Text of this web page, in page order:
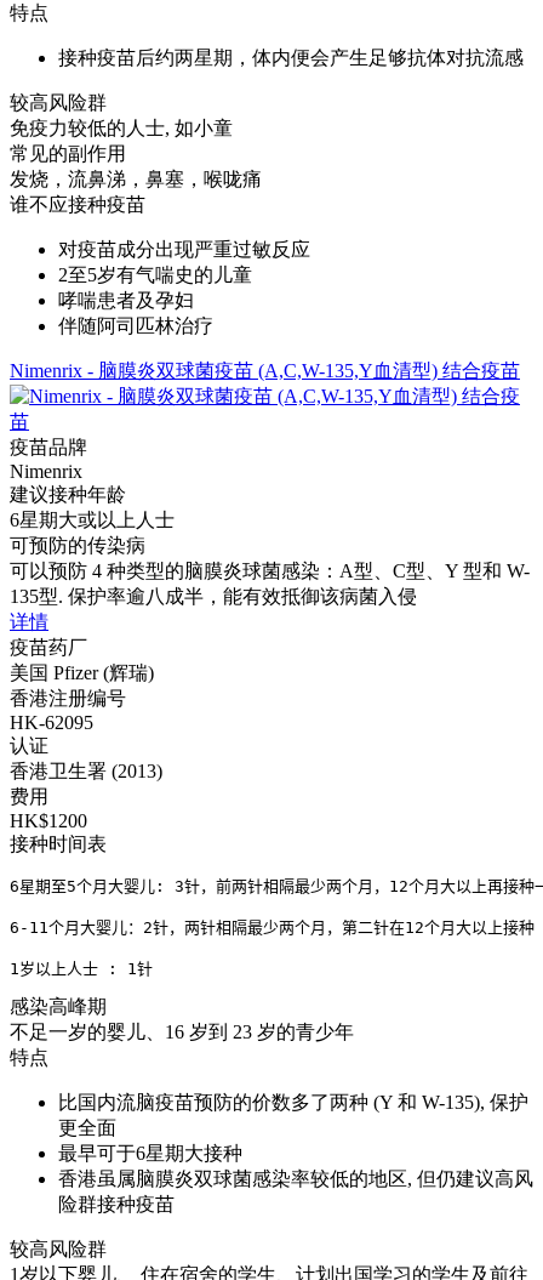
特点
接种疫苗后约两星期，体内便会产生足够抗体对抗流感
较高风险群
免疫力较低的人士, 如小童
常见的副作用
发烧，流鼻涕，鼻塞，喉咙痛
谁不应接种疫苗
对疫苗成分出现严重过敏反应
2至5岁有气喘史的儿童
哮喘患者及孕妇
伴随阿司匹林治疗
Nimenrix - 脑膜炎双球菌疫苗 (A,C,W-135,Y血清型) 结合疫苗
疫苗品牌
Nimenrix
建议接种年龄
6星期大或以上人士
可预防的传染病
可以预防 4 种类型的脑膜炎球菌感染：A型、C型、Y 型和 W-
135型. 保护率逾八成半，能有效抵御该病菌入侵
详情
疫苗药厂
美国 Pfizer (辉瑞)
香港注册编号
HK-62095
认证
香港卫生署 (2013)
费用
HK$1200
接种时间表
6星期至5个月大婴儿: 3针，前两针相隔最少两个月，12个月大以上再接种
6-11个月大婴儿：2针，两针相隔最少两个月，第二针在12个月大以上接种
1岁以上人士 : 1针
感染高峰期
不足一岁的婴儿、16 岁到 23 岁的青少年
特点
比国内流脑疫苗预防的价数多了两种 (Y 和 W-135), 保护
更全面
最早可于6星期大接种
香港虽属脑膜炎双球菌感染率较低的地区, 但仍建议高风
险群接种疫苗
较高风险群
1岁以下婴儿、 住在宿舍的学生、计划出国学习的学生及前往